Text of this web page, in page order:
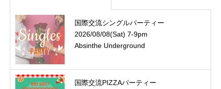
国際交流シングルパーティー
2026/08/08(Sat) 7-9pm
Absinthe Underground
国際交流PIZZAパーティー